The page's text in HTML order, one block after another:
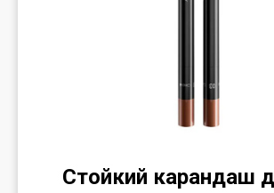
Стойкий карандаш